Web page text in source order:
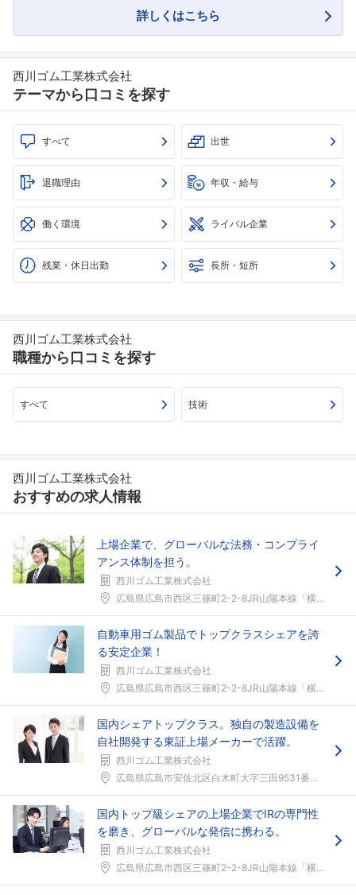
詳しくはこちら
西川ゴム工業株式会社
テーマから口コミを探す
すべて 出世
退職理由 年収・給与
働く環境 ライバル企業
残業・休日出勤 長所・短所
西川ゴム工業株式会社
職種から口コミを探す
すべて 技術
西川ゴム工業株式会社
おすすめの求人情報
上場企業で、グローバルな法務・コンプライ
アンス体制を担う。
西川ゴム工業株式会社
広島県広島市西区三篠町2-2-8JR山陽本線「横川...
自動車用ゴム製品でトップクラスシェアを誇
る安定企業！
西川ゴム工業株式会社
広島県広島市西区三篠町2-2-8JR山陽本線「横川...
国内シェアトップクラス。独自の製造設備を
自社開発する東証上場メーカーで活躍。
西川ゴム工業株式会社
広島県広島市安佐北区白木町大字三田9531番地（白...
国内トップ級シェアの上場企業でIRの専門性
を磨き、グローバルな発信に携わる。
西川ゴム工業株式会社
広島県広島市西区三篠町2-2-8JR山陽本線「横川...